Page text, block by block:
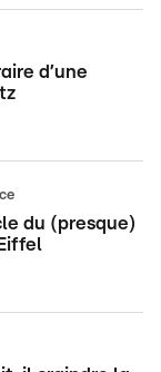
d’une
du (presque)